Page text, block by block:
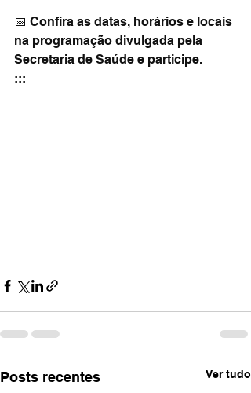
📅 Confira as datas, horários e locais
na programação divulgada pela
Secretaria de Saúde e participe.
:::
Posts recentes Ver tudo